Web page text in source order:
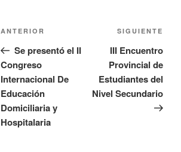
ANTERIOR
Se presentó el II
Congreso
Internacional De
Educación
Domiciliaria y
Hospitalaria
SIGUIENTE
III Encuentro
Provincial de
Estudiantes del
Nivel Secundario